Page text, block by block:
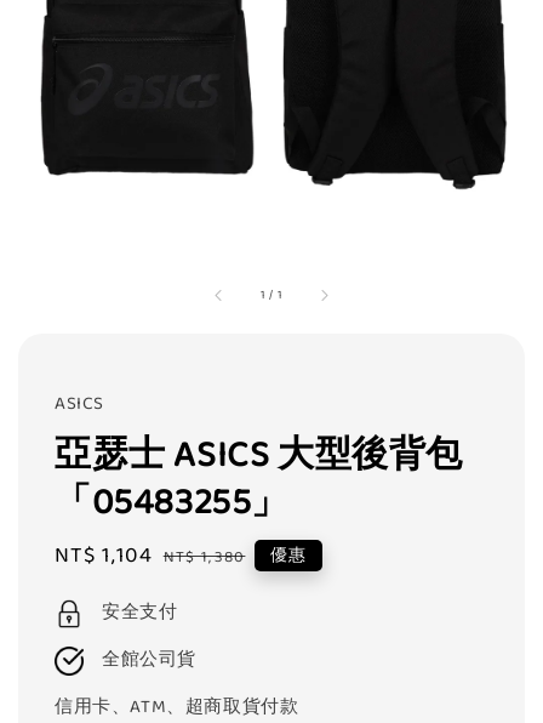
1 / 1
ASICS
亞瑟士 ASICS 大型後背包
「05483255」
Sale
NT$ 1,104 Regular
NT$ 1,380 優惠
安全支付
全館公司貨
信用卡、ATM、超商取貨付款